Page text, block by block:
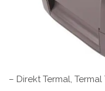
– Direkt Termal, Termal